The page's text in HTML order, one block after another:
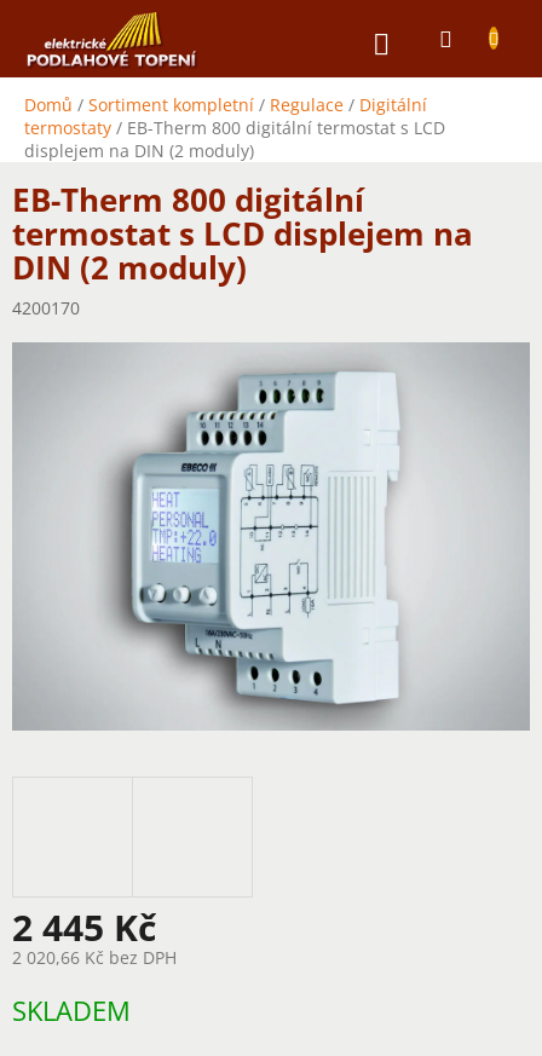
obsah
NÁKUPNÍ
Domů / Sortiment kompletní / Regulace / Digitální
termostaty / EB-Therm 800 digitální termostat s LCD
displejem na DIN (2 moduly)
EB-Therm 800 digitální
termostat s LCD displejem na
DIN (2 moduly)
4200170
2 445 Kč
2 020,66 Kč bez DPH
cena:
SKLADEM